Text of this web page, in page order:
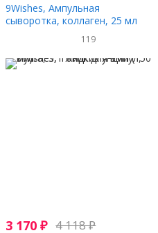
9Wishes, Ампульная
сыворотка, коллаген, 25 мл
119
3 170₽ 4 118₽